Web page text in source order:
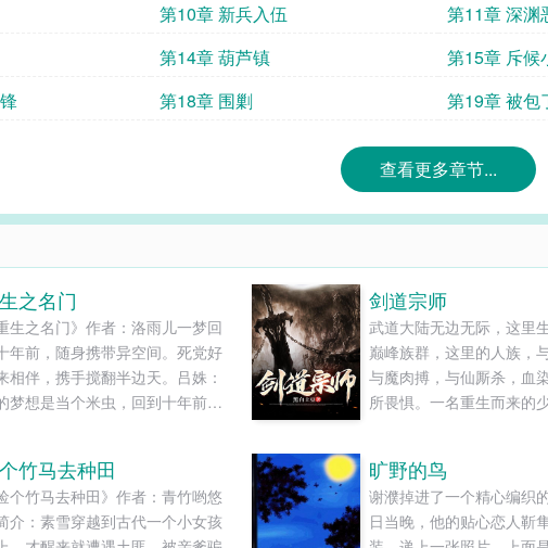
第10章 新兵入伍 第11章 深渊
第14章 葫芦镇 第15章 斥候
第18章 围剿 第19章 被包
查看更多章节...
之名门
生之名门》作者：洛雨儿一梦回
年前，随身携带异空间。死党好
相伴，携手搅翻半边天。吕姝：
梦想是当个米虫，回到十年前最
生产的富二代啦！温婷：我会让
人后悔来到世上，后悔招惹了不
惹的人。那些曾经瞧不起我的，
剑道宗师
武道大陆无边无际，这里
巅峰族群，这里的人族，
与魔肉搏，与仙厮杀，血
所畏惧。一名重生而来的
九重天！仅凭手中三尺剑
一切敌！当今大世，唯剑
竹马去种田
个竹马去种田》作者：青竹哟悠
介：素雪穿越到古代一个小女孩
旷野的鸟
谢濮掉进了一个精心编织
日当晚，他的贴心恋人靳